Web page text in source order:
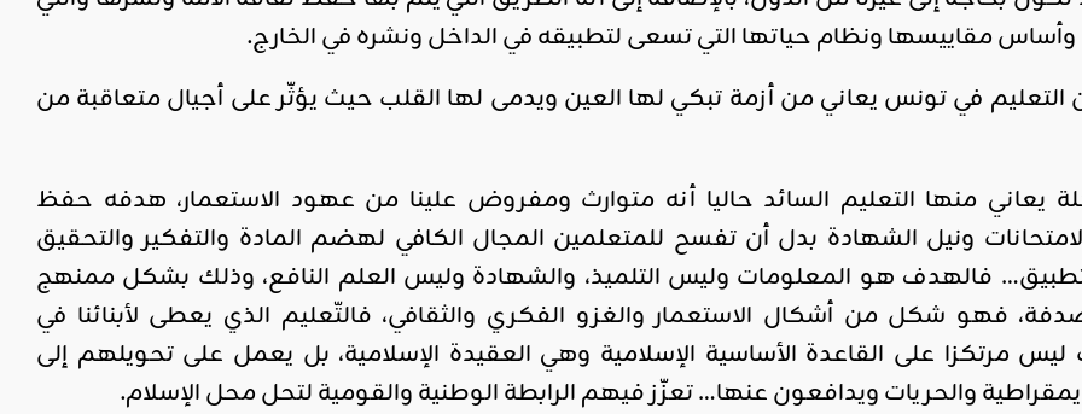
مقاييسها ونظام حياتها التي تسعى لتطبيقه في الداخل ونشره في الخارج.
في تونس يعاني من أزمة تبكي لها العين ويدمى لها القلب حيث يؤثّر على أجيال متعاقبة من
يعاني منها التعليم السائد حاليا أنه متوارث ومفروض علينا من عهود الاستعمار، هدفه حفظ
ونيل الشهادة بدل أن تفسح للمتعلمين المجال الكافي لهضم المادة والتفكير والتحقيق
فالهدف هو المعلومات وليس التلميذ، والشهادة وليس العلم النافع، وذلك بشكل ممنهج
فهو شكل من أشكال الاستعمار والغزو الفكري والثقافي، فالتّعليم الذي يعطى لأبنائنا في
ليس مرتكزا على القاعدة الأساسية الإسلامية وهي العقيدة الإسلامية، بل يعمل على تحويلهم إلى
والحريات ويدافعون عنها… تعزّز فيهم الرابطة الوطنية والقومية لتحل محل الإسلام.